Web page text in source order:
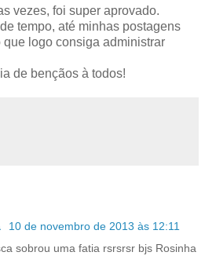
vezes, foi super aprovado.
tempo, até minhas postagens
logo consiga administrar
de bençãos à todos!
10 de novembro de 2013 às 12:11
sobrou uma fatia rsrsrsr bjs Rosinha